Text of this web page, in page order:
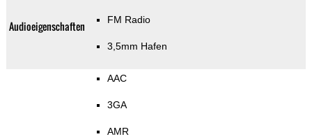
Audioeigenschaften FM Radio
3,5mm Hafen
AAC
3GA
AMR